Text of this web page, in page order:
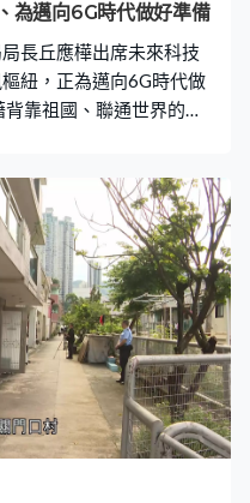
為邁向6G時代做好準備
長丘應樺出席未來科技
紐，正為邁向6G時代做
靠祖國、聯通世界的獨
提供有利的營商環境和
做好準備。」